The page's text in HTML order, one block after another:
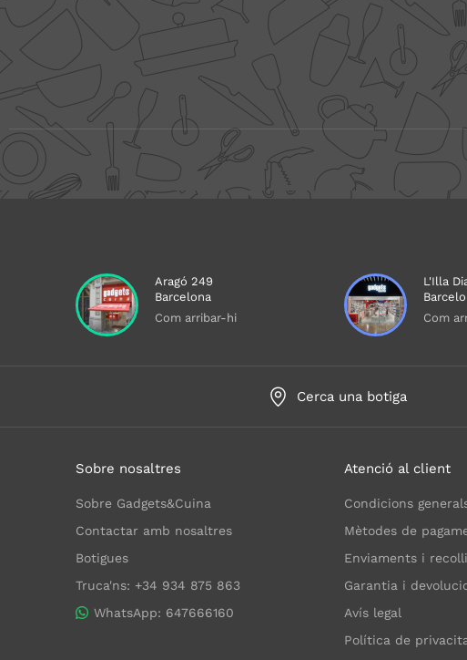
Aragó 249
Barcelona
Com arribar-hi
L'Illa
Com
Cerca una botiga
Sobre nosaltres
Sobre Gadgets&Cuina
Contactar amb nosaltres
Botigues
Truca'ns: +34 934 875 863
WhatsApp: 647666160
Atenció al client
Condicions
Mètodes de
Enviaments i
Garantia i
Avís legal
Política de